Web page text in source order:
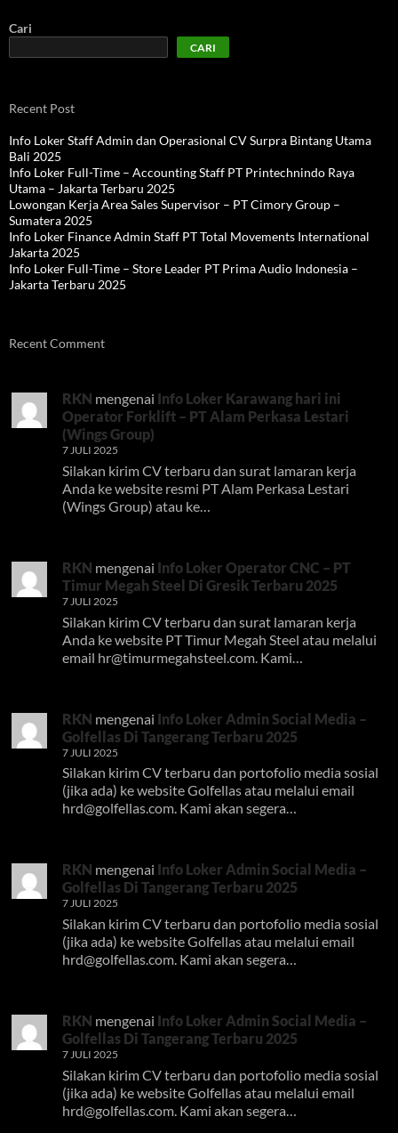
Cari
CARI
Recent Post
Info Loker Staff Admin dan Operasional CV Surpra Bintang Utama
Bali 2025
Info Loker Full-Time – Accounting Staff PT Printechnindo Raya
Utama – Jakarta Terbaru 2025
Lowongan Kerja Area Sales Supervisor – PT Cimory Group –
Sumatera 2025
Info Loker Finance Admin Staff PT Total Movements International
Jakarta 2025
Info Loker Full-Time – Store Leader PT Prima Audio Indonesia –
Jakarta Terbaru 2025
Recent Comment
RKN mengenai Info Loker Karawang hari ini
Operator Forklift – PT Alam Perkasa Lestari
(Wings Group)
7 JULI 2025
Silakan kirim CV terbaru dan surat lamaran kerja
Anda ke website resmi PT Alam Perkasa Lestari
(Wings Group) atau ke…
RKN mengenai Info Loker Operator CNC – PT
Timur Megah Steel Di Gresik Terbaru 2025
7 JULI 2025
Silakan kirim CV terbaru dan surat lamaran kerja
Anda ke website PT Timur Megah Steel atau melalui
email hr@timurmegahsteel.com . Kami…
RKN mengenai Info Loker Admin Social Media –
Golfellas Di Tangerang Terbaru 2025
7 JULI 2025
Silakan kirim CV terbaru dan portofolio media sosial
(jika ada) ke website Golfellas atau melalui email
hrd@golfellas.com. Kami akan segera…
RKN mengenai Info Loker Admin Social Media –
Golfellas Di Tangerang Terbaru 2025
7 JULI 2025
Silakan kirim CV terbaru dan portofolio media sosial
(jika ada) ke website Golfellas atau melalui email
hrd@golfellas.com. Kami akan segera…
RKN mengenai Info Loker Admin Social Media –
Golfellas Di Tangerang Terbaru 2025
7 JULI 2025
Silakan kirim CV terbaru dan portofolio media sosial
(jika ada) ke website Golfellas atau melalui email
hrd@golfellas.com. Kami akan segera…